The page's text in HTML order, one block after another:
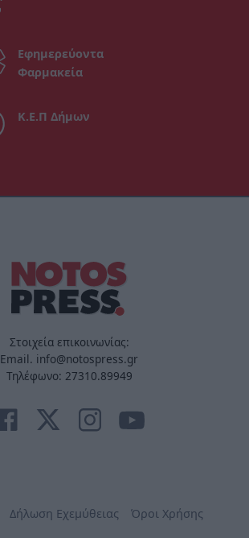
Εφημερεύοντα
Φαρμακεία
Κ.Ε.Π Δήμων
Στοιχεία επικοινωνίας:
Email. info@notospress.gr
Τηλέφωνο: 27310.89949
Δήλωση Εχεμύθειας Όροι Χρήσης